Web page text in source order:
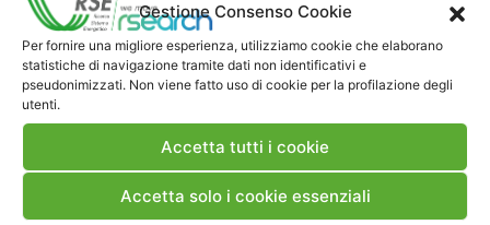
Gestione Consenso Cookie
Per fornire una migliore esperienza, utilizziamo cookie che elaborano
statistiche di navigazione tramite dati non identificativi e
pseudonimizzati. Non viene fatto uso di cookie per la profilazione degli
utenti.
Accetta tutti i cookie
Accetta solo i cookie essenziali
Commenti
Pubblica un commento